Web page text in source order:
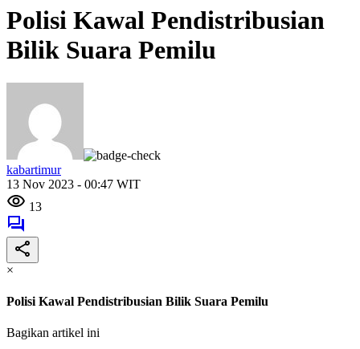
Polisi Kawal Pendistribusian
Bilik Suara Pemilu
kabartimur
13 Nov 2023 - 00:47 WIT
13
×
Polisi Kawal Pendistribusian Bilik Suara Pemilu
Bagikan artikel ini